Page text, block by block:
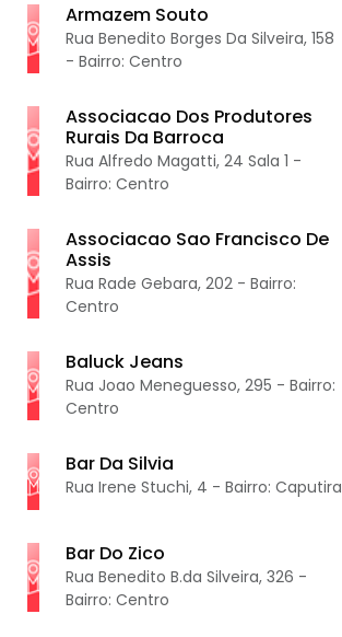
Armazem Souto
Rua Benedito Borges Da Silveira, 158
- Bairro: Centro
Associacao Dos Produtores
Rurais Da Barroca
Rua Alfredo Magatti, 24 Sala 1 -
Bairro: Centro
Associacao Sao Francisco De
Assis
Rua Rade Gebara, 202 - Bairro:
Centro
Baluck Jeans
Rua Joao Meneguesso, 295 - Bairro:
Centro
Bar Da Silvia
Rua Irene Stuchi, 4 - Bairro: Caputira
Bar Do Zico
Rua Benedito B.da Silveira, 326 -
Bairro: Centro